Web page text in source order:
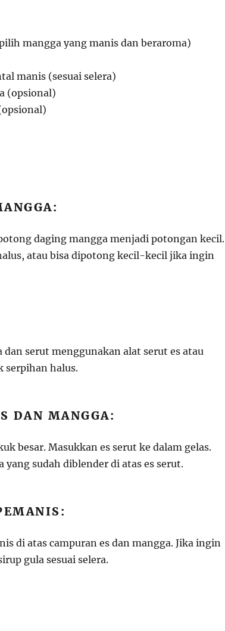
mangga yang manis dan beraroma)
manis (sesuai selera)
(opsional)
daging mangga menjadi potongan kecil.
atau bisa dipotong kecil-kecil jika ingin
dan serut menggunakan alat serut es atau
serpihan halus.
DAN MANGGA:
besar. Masukkan es serut ke dalam gelas.
yang sudah diblender di atas es serut.
di atas campuran es dan mangga. Jika ingin
gula sesuai selera.